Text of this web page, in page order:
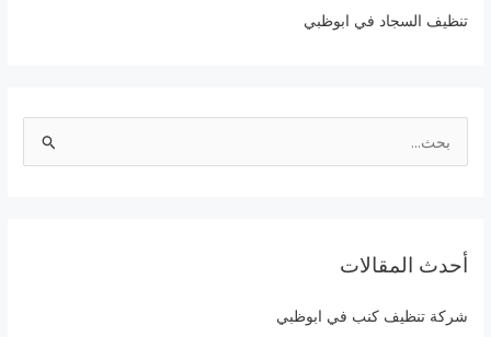
تنظيف السجاد في ابوظبي
ث
ن
أحدث المقالات
شركة تنظيف كنب في ابوظبي